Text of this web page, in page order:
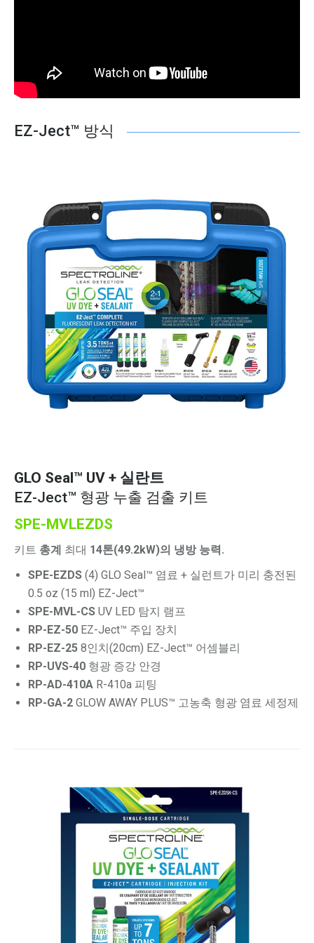
EZ-Ject™ 방식
GLO Seal™ UV + 실란트
EZ-Ject™ 형광 누출 검출 키트
SPE-MVLEZDS
키트 총계 최대 14톤(49.2kW)의 냉방 능력.
SPE-EZDS (4) GLO Seal™ 염료 + 실런트가 미리 충전된
0.5 oz (15 ml) EZ-Ject™
SPE-MVL-CS UV LED 탐지 램프
RP-EZ-50 EZ-Ject™ 주입 장치
RP-EZ-25 8인치(20cm) EZ-Ject™ 어셈블리
RP-UVS-40 형광 증강 안경
RP-AD-410A R-410a 피팅
RP-GA-2 GLOW AWAY PLUS™ 고농축 형광 염료 세정제